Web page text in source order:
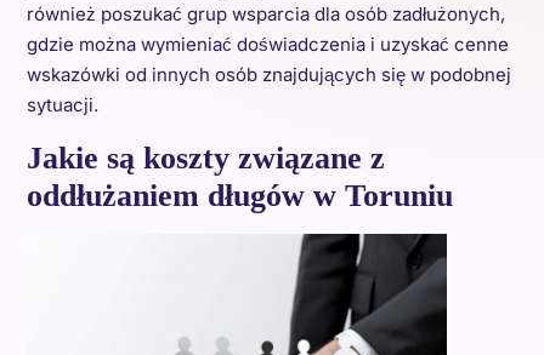
również poszukać grup wsparcia dla osób zadłużonych,
gdzie można wymieniać doświadczenia i uzyskać cenne
wskazówki od innych osób znajdujących się w podobnej
sytuacji.
Jakie są koszty związane z
oddłużaniem długów w Toruniu